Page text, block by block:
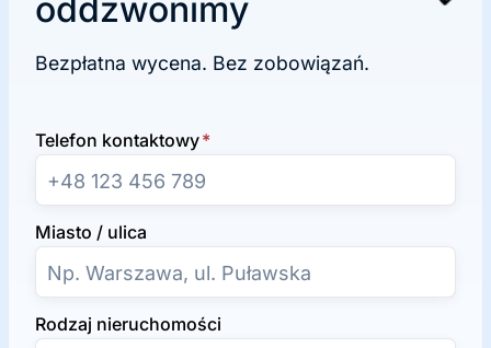
oddzwonimy
Bezpłatna wycena. Bez zobowiązań.
Telefon kontaktowy*
Miasto / ulica
Rodzaj nieruchomości